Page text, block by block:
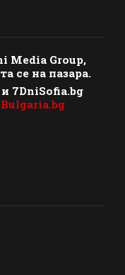
Media Group,
се на пазара.
7DniSofia.bg